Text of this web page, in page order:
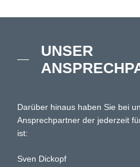
UNSER
Darüber hinaus haben Sie bei
Ansprechpartner der jederzeit
ist:
Sven Dickopf